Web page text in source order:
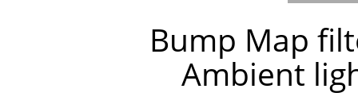
Bump Map
Ambient